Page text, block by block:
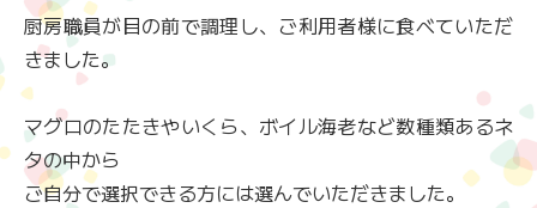
厨房職員が目の前で調理し、ご利用者様に食べていただ
きました。
マグロのたたきやいくら、ボイル海老など数種類あるネ
タの中から
ご自分で選択できる方には選んでいただきました。